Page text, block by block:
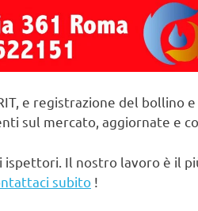
e registrazione del bollino
sul mercato, aggiornate e
Il nostro lavoro è il
subito !